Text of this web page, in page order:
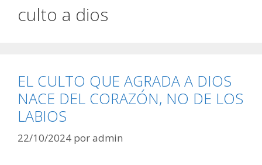
culto a dios
EL CULTO QUE AGRADA A DIOS
NACE DEL CORAZÓN, NO DE LOS
LABIOS
22/10/2024 poradmin